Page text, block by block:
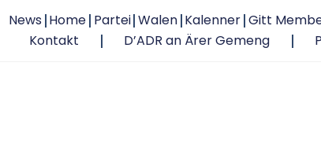
News Home Partei Walen Kalenner Gitt
Kontakt
D’ADR an Ärer Gemeng